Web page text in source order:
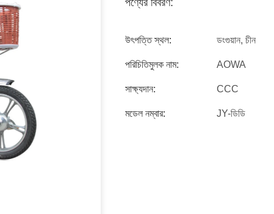
পণ্যের বিবরণ:
উৎপত্তি স্থল: ডংগুয়ান, চীন
পরিচিতিমুলক নাম: AOWA
সাক্ষ্যদান: CCC
মডেল নম্বার: JY-ডিডি